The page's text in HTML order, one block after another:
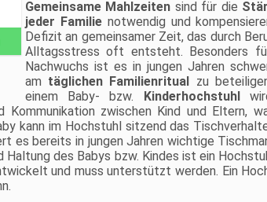
Gemeinsame Mahlzeiten sind für die
jeder Familienotwendig und
Defizit an gemeinsamer Zeit, das durch
Alltagsstress oft entsteht. Besonders
Nachwuchs ist es in jungen Jahren
am täglichen Familienritual zu
einem Baby- bzw. Kinderhochstuhl
zwischen Kind und Eltern,
kann im Hochstuhl sitzend das
es bereits in jungen Jahren wichtige
des Babys bzw. Kindes ist ein
und muss unterstützt werden. Ein